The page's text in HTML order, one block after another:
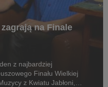
na Finale
z najbardziej
Finału Wielkiej
z Kwiatu Jabłoni,